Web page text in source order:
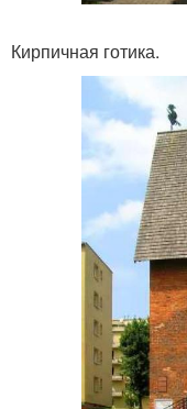
Кирпичная готика.